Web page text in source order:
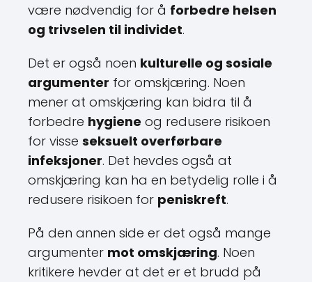
være nødvendig for å forbedre helsen
og trivselen til individet.
Det er også noen kulturelle og sosiale
argumenter for omskjæring. Noen
mener at omskjæring kan bidra til å
forbedre hygiene og redusere risikoen
for visse seksuelt overførbare
infeksjoner. Det hevdes også at
omskjæring kan ha en betydelig rolle i å
redusere risikoen for peniskreft.
På den annen side er det også mange
argumenter mot omskjæring. Noen
kritikere hevder at det er et brudd på